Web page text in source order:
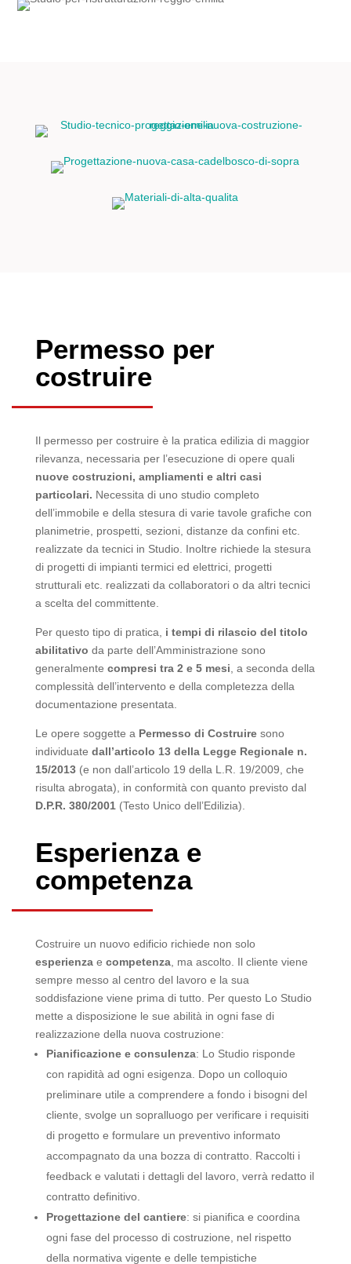
Permesso per
costruire
Il permesso per costruire è la pratica edilizia di maggior
rilevanza, necessaria per l’esecuzione di opere quali
nuove costruzioni, ampliamenti e altri casi
particolari. Necessita di uno studio completo
dell’immobile e della stesura di varie tavole grafiche con
planimetrie, prospetti, sezioni, distanze da confini etc.
realizzate da tecnici in Studio. Inoltre richiede la stesura
di progetti di impianti termici ed elettrici, progetti
strutturali etc. realizzati da collaboratori o da altri tecnici
a scelta del committente.
Per questo tipo di pratica, i tempi di rilascio del titolo
abilitativo da parte dell’Amministrazione sono
generalmente compresi tra 2 e 5 mesi, a seconda della
complessità dell’intervento e della completezza della
documentazione presentata.
Le opere soggette a Permesso di Costruiresono
individuate dall’articolo 13 della Legge Regionale n.
15/2013(e non dall’articolo 19 della L.R. 19/2009, che
risulta abrogata), in conformità con quanto previsto dal
D.P.R. 380/2001(Testo Unico dell’Edilizia).
Esperienza e
competenza
Costruire un nuovo edificio richiede non solo
esperienzae competenza, ma ascolto. Il cliente viene
sempre messo al centro del lavoro e la sua
soddisfazione viene prima di tutto. Per questo Lo Studio
mette a disposizione le sue abilità in ogni fase di
realizzazione della nuova costruzione:
Pianificazione e consulenza: Lo Studio risponde
con rapidità ad ogni esigenza. Dopo un colloquio
preliminare utile a comprendere a fondo i bisogni del
cliente, svolge un sopralluogo per verificare i requisiti
di progetto e formulare un preventivo informato
accompagnato da una bozza di contratto. Raccolti i
feedback e valutati i dettagli del lavoro, verrà redatto il
contratto definitivo.
Progettazione del cantiere: si pianifica e coordina
ogni fase del processo di costruzione, nel rispetto
della normativa vigente e delle tempistiche